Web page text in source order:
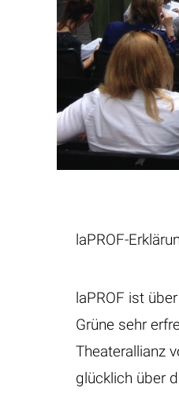
laPROF-
laPROF ist
Grüne sehr
Theaterallianz
glücklich über